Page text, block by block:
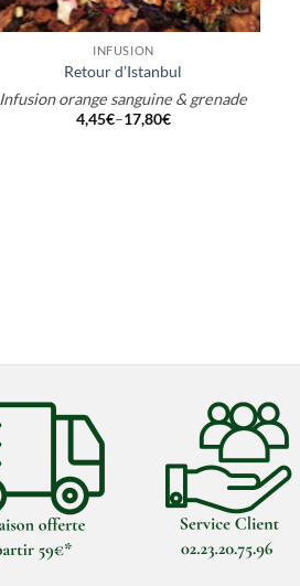
+
INFUSION
Retour d’Istanbul
Infusion orange sanguine & grenade
4,45€–17,80€